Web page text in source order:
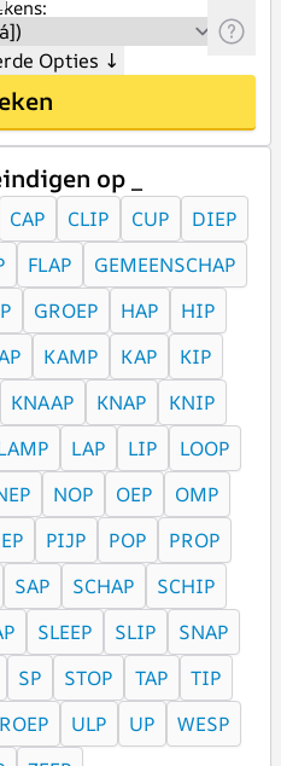
Opties ↓
op _
CAP CLIP CUP
DIEP
FLAP
GEMEENSCHAP
GROEP HAP
HIP
KAMP KAP
KIP
KNAAP KNAP
KNIP
LAP LIP
LOOP
NOP OEP
OMP
PIJP POP
PROP
SAP SCHAP
SCHIP
SLEEP SLIP
SNAP
SP STOP TAP
TIP
ULP UP
WESP